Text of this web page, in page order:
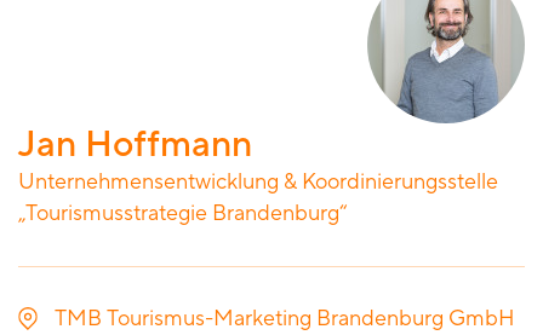
Jan Hoffmann
Unternehmensentwicklung & Koordinierungsstelle
„Tourismusstrategie Brandenburg“
TMB Tourismus-Marketing Brandenburg GmbH